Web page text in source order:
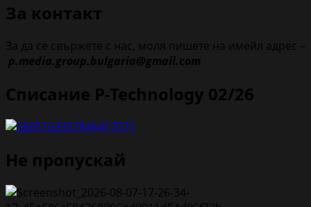
За контакт
За да се свържете с нас, моля пишете на имейл адрес –
p.media.group.bulgaria@gmail.com
Списание P-Technology 02/26
Не пропускай